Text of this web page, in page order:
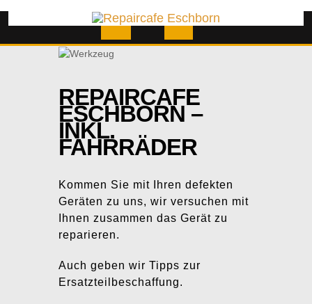
Button
REPAIRCAFE
ESCHBORN –
INKL.
FAHRRÄDER
Kommen Sie mit Ihren defekten
Geräten zu uns, wir versuchen mit
Ihnen zusammen das Gerät zu
reparieren.
Auch geben wir Tipps zur
Ersatzteilbeschaffung.